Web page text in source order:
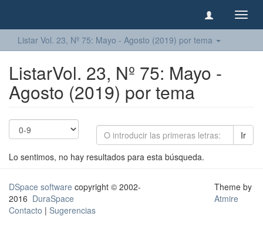
Listar Vol. 23, Nº 75: Mayo - Agosto (2019) por tema
ListarVol. 23, Nº 75: Mayo -
Agosto (2019) por tema
Ir
Lo sentimos, no hay resultados para esta búsqueda.
DSpace software copyright © 2002-
2016 DuraSpace
Contacto | Sugerencias
Theme by
Atmire